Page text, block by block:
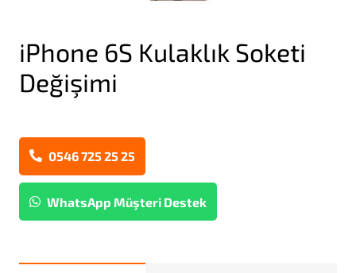
iPhone 6S Kulaklık Soketi
Değişimi
0546 725 25 25
WhatsApp Müşteri Destek